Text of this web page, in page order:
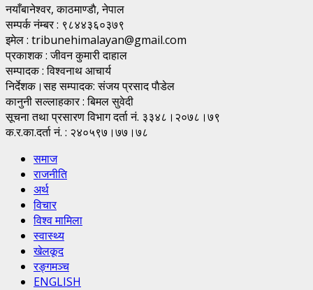
नयाँबानेश्वर, काठमाण्डाै, नेपाल
सम्पर्क नंम्बर : ९८४४३६०३७९
इमेल : tribunehimalayan@gmail.com
प्रकाशक : जीवन कुमारी दाहाल
सम्पादक : विश्वनाथ आचार्य
निर्देशक।सह सम्पादक: संजय प्रसाद पाैडेल
कानुनी सल्लाहकार : बिमल सुवेदी
सूचना तथा प्रसारण विभाग दर्ता नं. ३३४८।२०७८।७९
क.र.का.दर्ता नं. : २४०५९७।७७।७८
समाज
राजनीति
अर्थ
विचार
विश्व मामिला
स्वास्थ्य
खेलकूद
रङ्गमञ्च
ENGLISH